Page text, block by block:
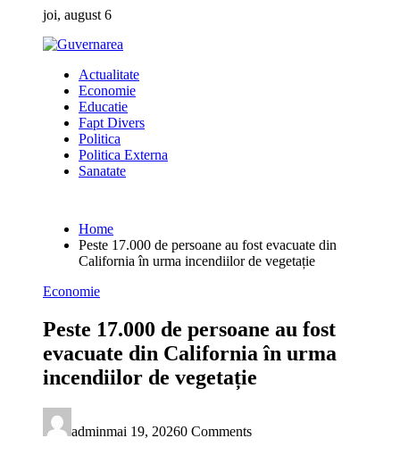
content
joi, august 6
Actualitate
Economie
Educatie
Fapt Divers
Politica
Politica Externa
Sanatate
Home
Peste 17.000 de persoane au fost evacuate din
California în urma incendiilor de vegetație
Economie
Peste 17.000 de persoane au fost
evacuate din California în urma
incendiilor de vegetație
adminmai 19, 20260 Comments